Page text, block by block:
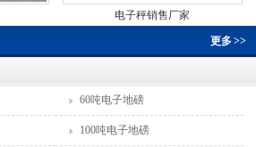
电子秤销售厂家
更多>>
60吨电子地磅
100吨电子地磅